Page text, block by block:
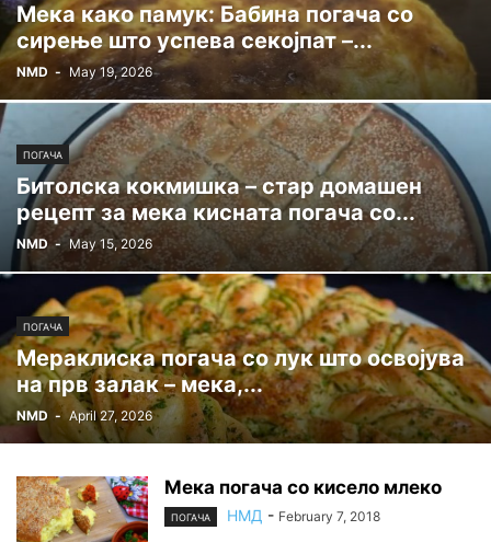
Мека како памук: Бабина погача со
сирење што успева секојпат –...
NMD - May 19, 2026
ПОГАЧА
Битолска кокмишка – стар домашен
рецепт за мека кисната погача со...
NMD - May 15, 2026
ПОГАЧА
Мераклиска погача со лук што освојува
на прв залак – мека,...
NMD - April 27, 2026
Мека погача со кисело млеко
ПОГАЧА НМД - February 7, 2018